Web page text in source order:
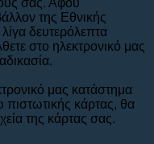
της Εθνικής
δευτερόλεπτα
στο ηλεκτρονικό μας
μας κατάστημα
πιστωτικής κάρτας, θα
της κάρτας σας.